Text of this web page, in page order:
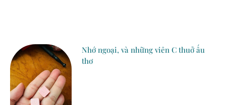
Nhớ ngoại, và những viên C thuở ấu
thơ